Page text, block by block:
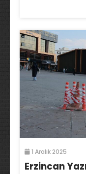
1 Aralık 2025
Erzincan